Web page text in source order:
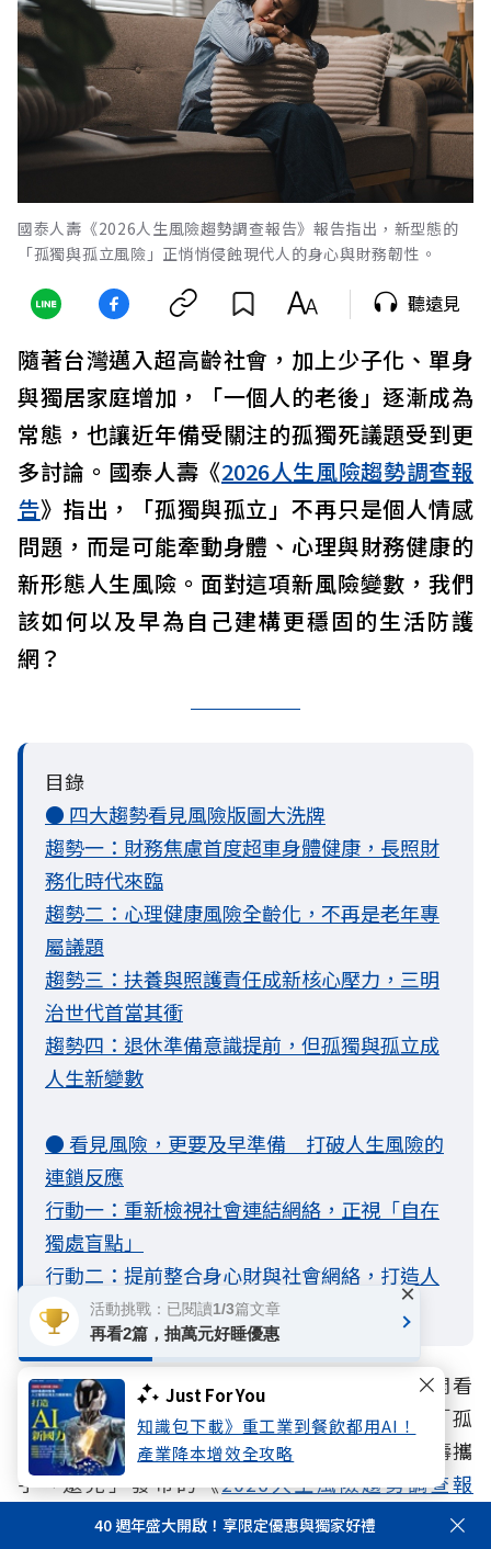
Just For You
知識包下載》重工業到餐飲都用AI！
產業降本增效全攻略
國泰人壽《2026人生風險趨勢調查報告》報告指出，新型態的
「孤獨與孤立風險」正悄悄侵蝕現代人的身心與財務韌性。
聽遠見
隨著台灣邁入超高齡社會，加上少子化、單身
與獨居家庭增加，「一個人的老後」逐漸成為
常態，也讓近年備受關注的孤獨死議題受到更
多討論。國泰人壽《2026人生風險趨勢調查報
告》指出，「孤獨與孤立」不再只是個人情感
問題，而是可能牽動身體、心理與財務健康的
新形態人生風險。面對這項新風險變數，我們
該如何以及早為自己建構更穩固的生活防護
網？
目錄
● 四大趨勢看見風險版圖大洗牌
趨勢一：財務焦慮首度超車身體健康，長照財
務化時代來臨
趨勢二：心理健康風險全齡化，不再是老年專
屬議題
趨勢三：扶養與照護責任成新核心壓力，三明
治世代首當其衝
趨勢四：退休準備意識提前，但孤獨與孤立成
人生新變數
● 看見風險，更要及早準備 打破人生風險的
連鎖反應
行動一：重新檢視社會連結網絡，正視「自在
獨處盲點」
行動二：提前整合身心財與社會網絡，打造人
生韌性
過去，大眾習慣將健康、心理與財務風險分開看
待，然而，當「一個人」成為社會的常態，「孤
獨」正成為一種新興風險來源。因此，國泰人壽攜
手「遠見」發布的《2026人生風險趨勢調查報
》，首次將孤獨風險納入調查，發現孤獨已成為
40 週年盛大開啟！享限定優惠與獨家好禮
活動挑戰：已閱讀1/3篇文章
再看2篇，抽萬元好睡優惠
×